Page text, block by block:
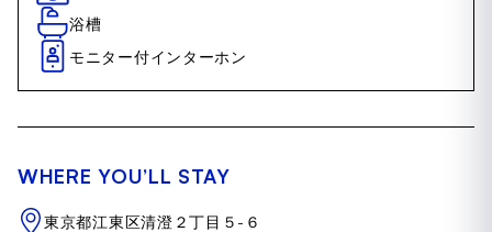
浴槽
モニター付インターホン
WHERE YOU’LL STAY
東京都江東区清澄２丁目５-６